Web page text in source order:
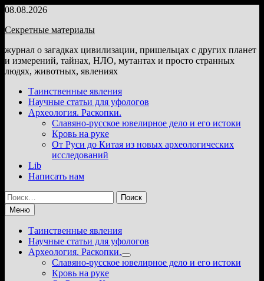
Перейти
содержимому
08.08.2026
Секретные материалы
журнал о загадках цивилизации, пришельцах с других планет
и измерений, тайнах, НЛО, мутантах и просто странных
людях, животных, явлениях
Таинственные явления
Научные статьи для уфологов
Археология. Раскопки.
Славяно-русское ювелирное дело и его истоки
Кровь на руке
От Руси до Китая из новых археологических
исследований
Lib
Написать нам
Найти:
Меню
Таинственные явления
Научные статьи для уфологов
Археология. Раскопки.
Показать
подменю
Славяно-русское ювелирное дело и его истоки
Кровь на руке